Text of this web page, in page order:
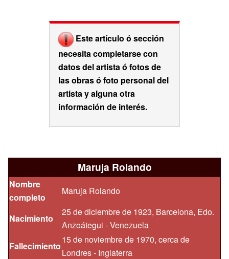
Este artículo ó sección
necesita completarse con
datos del artista ó fotos de
las obras ó foto personal del
artista y alguna otra
información de interés.
Maruja Rolando
Nombre
completo
Maruja Rolando
Nacimiento
25 de diciembre de 1923, Barcelona, Edo.
Anzoátegui - Venezuela
Fallecimiento
15 de noviembre de 1970, cerca de
Londres - Inglaterra